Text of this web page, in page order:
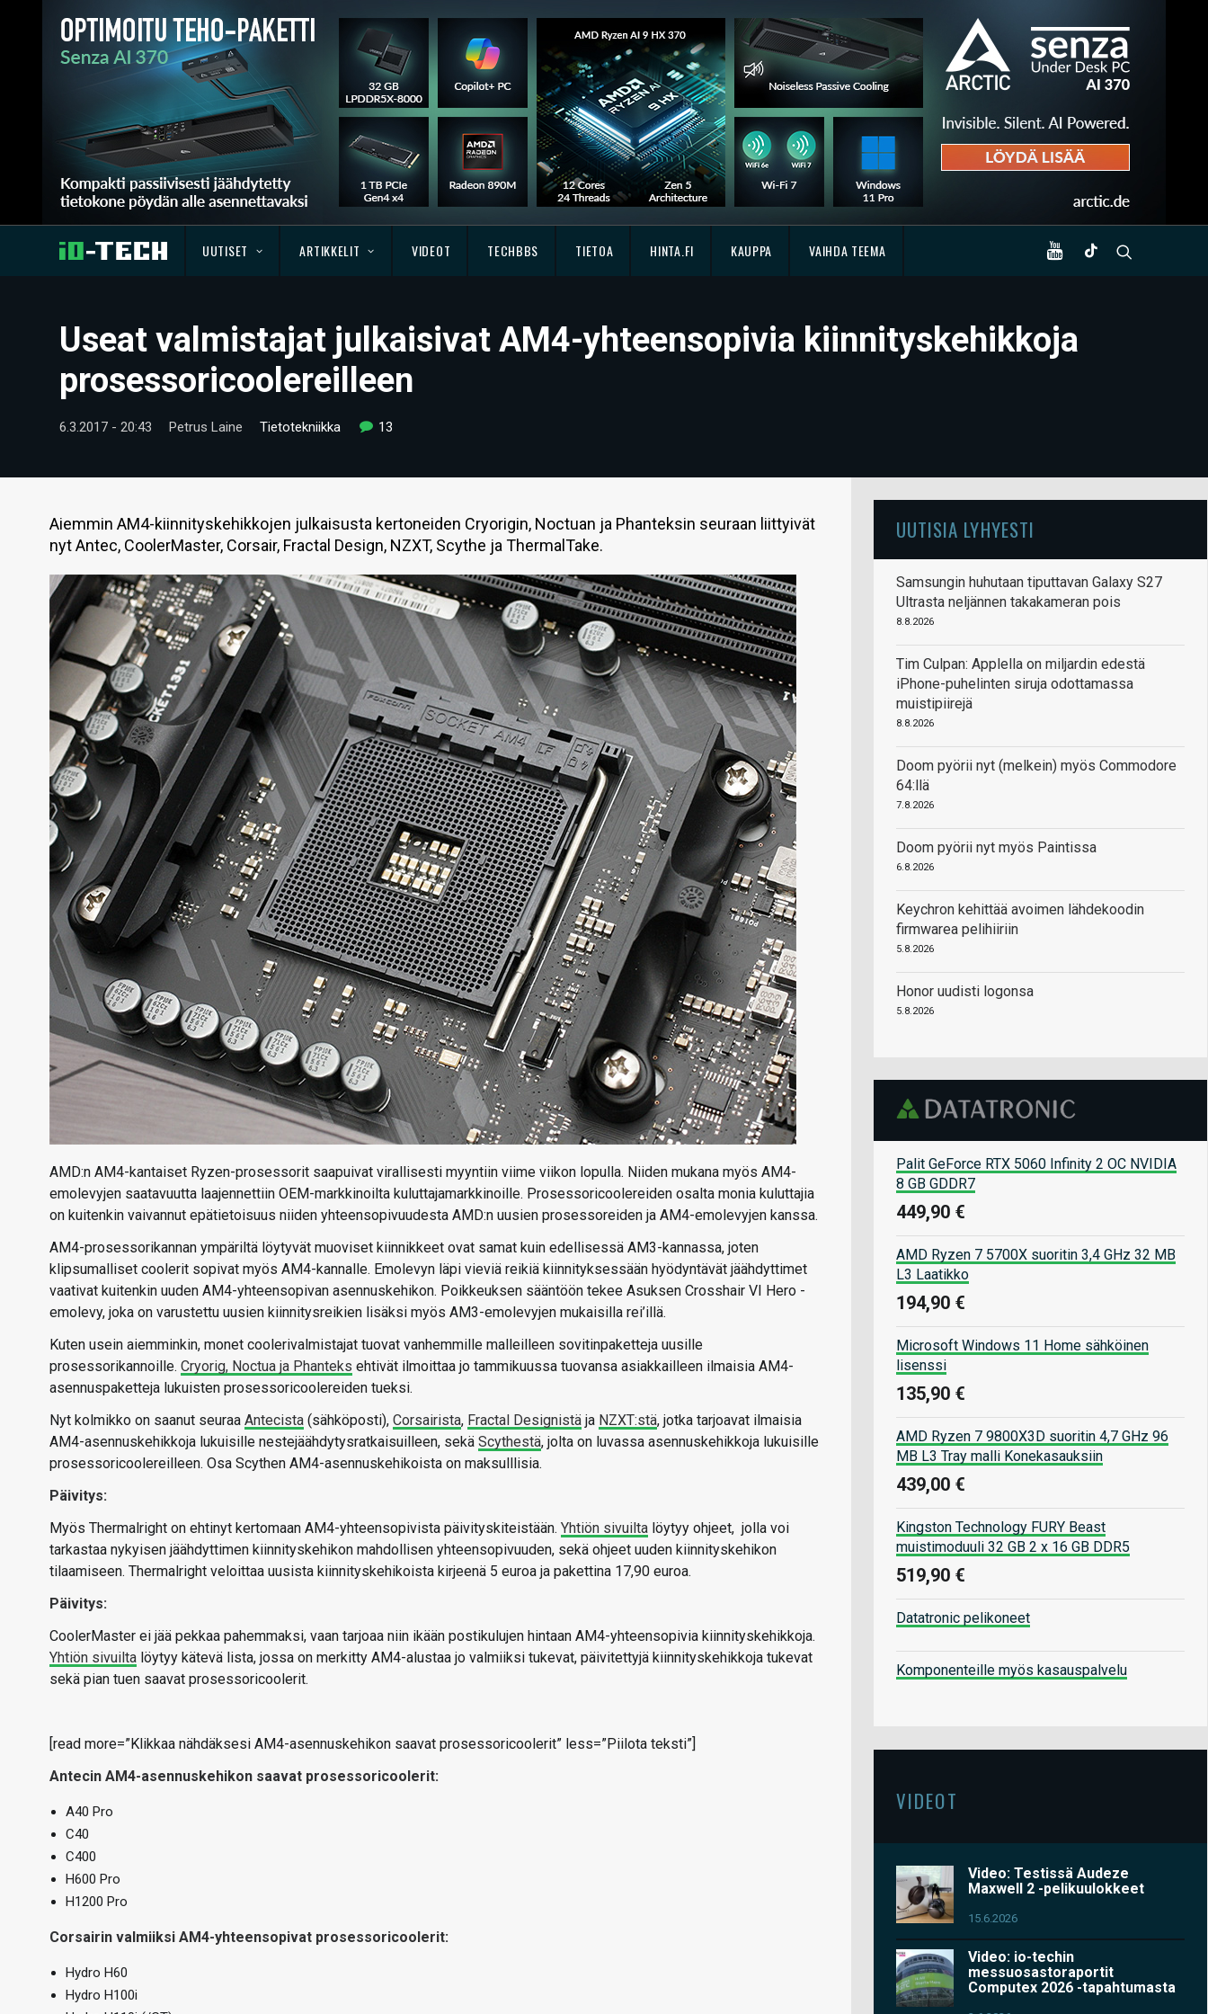
UUTISET ARTIKKELIT VIDEOT TECHBBS TIETOA HINTA.FI KAUPPA VAIHDA TEEMA
Useat valmistajat julkaisivat AM4-yhteensopivia kiinnityskehikkoja
prosessoricoolereilleen
6.3.2017 - 20:43 Petrus Laine Tietotekniikka 13
Aiemmin AM4-kiinnityskehikkojen julkaisusta kertoneiden Cryorigin, Noctuan ja Phanteksin seuraan liittyivät
nyt Antec, CoolerMaster, Corsair, Fractal Design, NZXT, Scythe ja ThermalTake.
AMD:n AM4-kantaiset Ryzen-prosessorit saapuivat virallisesti myyntiin viime viikon lopulla. Niiden mukana myös AM4-
emolevyjen saatavuutta laajennettiin OEM-markkinoilta kuluttajamarkkinoille. Prosessoricoolereiden osalta monia kuluttajia
on kuitenkin vaivannut epätietoisuus niiden yhteensopivuudesta AMD:n uusien prosessoreiden ja AM4-emolevyjen kanssa.
AM4-prosessorikannan ympäriltä löytyvät muoviset kiinnikkeet ovat samat kuin edellisessä AM3-kannassa, joten
klipsumalliset coolerit sopivat myös AM4-kannalle. Emolevyn läpi vieviä reikiä kiinnityksessään hyödyntävät jäähdyttimet
vaativat kuitenkin uuden AM4-yhteensopivan asennuskehikon. Poikkeuksen sääntöön tekee Asuksen Crosshair VI Hero -
emolevy, joka on varustettu uusien kiinnitysreikien lisäksi myös AM3-emolevyjen mukaisilla rei’illä.
Kuten usein aiemminkin, monet coolerivalmistajat tuovat vanhemmille malleilleen sovitinpaketteja uusille
prosessorikannoille. Cryorig, Noctua ja Phanteks ehtivät ilmoittaa jo tammikuussa tuovansa asiakkailleen ilmaisia AM4-
asennuspaketteja lukuisten prosessoricoolereiden tueksi.
Nyt kolmikko on saanut seuraa Antecista (sähköposti), Corsairista, Fractal Designistä ja NZXT:stä, jotka tarjoavat ilmaisia
AM4-asennuskehikkoja lukuisille nestejäähdytysratkaisuilleen, sekä Scythestä, jolta on luvassa asennuskehikkoja lukuisille
prosessoricoolereilleen. Osa Scythen AM4-asennuskehikoista on maksulllisia.
Päivitys:
Myös Thermalright on ehtinyt kertomaan AM4-yhteensopivista päivityskiteistään. Yhtiön sivuilta löytyy ohjeet, jolla voi
tarkastaa nykyisen jäähdyttimen kiinnityskehikon mahdollisen yhteensopivuuden, sekä ohjeet uuden kiinnityskehikon
tilaamiseen. Thermalright veloittaa uusista kiinnityskehikoista kirjeenä 5 euroa ja pakettina 17,90 euroa.
Päivitys:
CoolerMaster ei jää pekkaa pahemmaksi, vaan tarjoaa niin ikään postikulujen hintaan AM4-yhteensopivia kiinnityskehikkoja.
Yhtiön sivuilta löytyy kätevä lista, jossa on merkitty AM4-alustaa jo valmiiksi tukevat, päivitettyjä kiinnityskehikkoja tukevat
sekä pian tuen saavat prosessoricoolerit.
[read more=”Klikkaa nähdäksesi AM4-asennuskehikon saavat prosessoricoolerit” less=”Piilota teksti”]
Antecin AM4-asennuskehikon saavat prosessoricoolerit:
A40 Pro
C40
C400
H600 Pro
H1200 Pro
Corsairin valmiiksi AM4-yhteensopivat prosessoricoolerit:
Hydro H60
Hydro H100i
UUTISIA LYHYESTI
Samsungin huhutaan tiputtavan Galaxy S27
Ultrasta neljännen takakameran pois
8.8.2026
Tim Culpan: Applella on miljardin edestä
iPhone-puhelinten siruja odottamassa
muistipiirejä
8.8.2026
Doom pyörii nyt (melkein) myös Commodore
64:llä
7.8.2026
Doom pyörii nyt myös Paintissa
6.8.2026
Keychron kehittää avoimen lähdekoodin
firmwarea pelihiiriin
5.8.2026
Honor uudisti logonsa
5.8.2026
Palit GeForce RTX 5060 Infinity 2 OC NVIDIA
8 GB GDDR7
449,90 €
AMD Ryzen 7 5700X suoritin 3,4 GHz 32 MB
L3 Laatikko
194,90 €
Microsoft Windows 11 Home sähköinen
lisenssi
135,90 €
AMD Ryzen 7 9800X3D suoritin 4,7 GHz 96
MB L3 Tray malli Konekasauksiin
439,00 €
Kingston Technology FURY Beast
muistimoduuli 32 GB 2 x 16 GB DDR5
519,90 €
Datatronic pelikoneet
Komponenteille myös kasauspalvelu
VIDEOT
Video: Testissä Audeze
Maxwell 2 -pelikuulokkeet
15.6.2026
Video: io-techin
messuosastoraportit
Computex 2026 -tapahtumasta